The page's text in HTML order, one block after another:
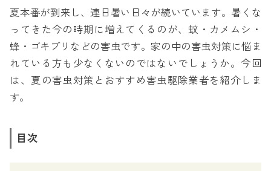
夏本番が到来し、連日暑い日々が続いています。暑くな
ってきた今の時期に増えてくるのが、蚊・カメムシ・
蜂・ゴキブリなどの害虫です。家の中の害虫対策に悩ま
れている方も少なくないのではないでしょうか。今回
は、夏の害虫対策とおすすめ害虫駆除業者を紹介しま
す。
目次